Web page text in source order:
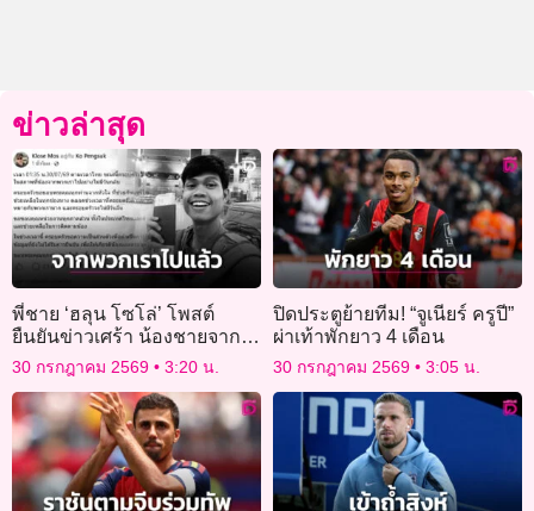
ข่าวล่าสุด
พี่ชาย ‘ฮลุน โซโล่’ โพสต์
ยืนยันข่าวเศร้า น้องชายจาก
พวกเราไปอย่างไม่มีวันกลับ
30 กรกฎาคม 2569 3:20 น.
ปิดประตูย้ายทีม! “จูเนียร์ ครูปี”
ผ่าเท้าพักยาว 4 เดือน
30 กรกฎาคม 2569 3:05 น.